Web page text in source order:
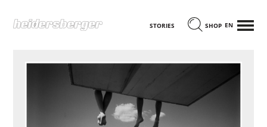
STORIES SHOP ENGLISCH
MENÜ